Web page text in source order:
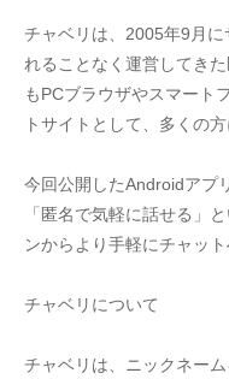
チャベリは、2005年9月
れることなく運営してき
もPCブラウザやスマート
トサイトとして、多くの
今回公開したAndroidアプ
「匿名で気軽に話せる」
ンからより手軽にチャッ
チャベリについて
チャベリは、ニックネー